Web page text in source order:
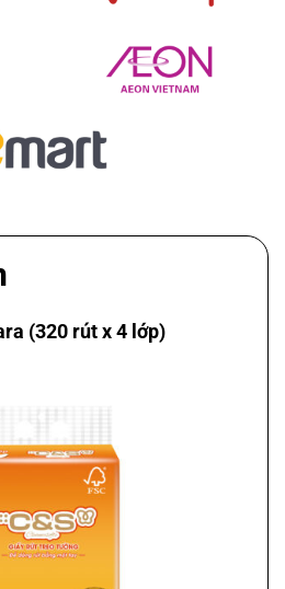
(320 rút x 4 lớp)